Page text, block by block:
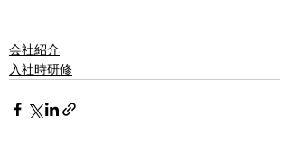
会社紹介
入社時研修